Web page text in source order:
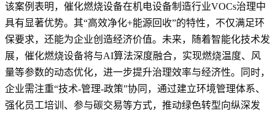
该案例表明，催化燃烧设备在机电设备制造行业VOCs治理中
具有显著优势。其“高效净化+能源回收”的特性，不仅满足环
保要求，还能为企业创造经济价值。未来，随着智能化技术发
展，催化燃烧设备将与AI算法深度融合，实现燃烧温度、风
量等参数的动态优化，进一步提升治理效率与经济性。同时，
企业需注重“技术-管理-政策”协同，通过建立环境管理体系、
强化员工培训、参与碳交易等方式，推动绿色转型向纵深发